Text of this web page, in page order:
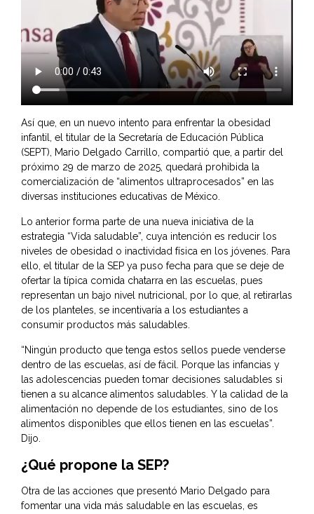
Así que, en un nuevo intento para enfrentar la obesidad
infantil, el titular de la Secretaría de Educación Pública
(SEPT), Mario Delgado Carrillo, compartió que, a partir del
próximo 29 de marzo de 2025, quedará prohibida la
comercialización de “alimentos ultraprocesados” en las
diversas instituciones educativas de México.
Lo anterior forma parte de una nueva iniciativa de la
estrategia “Vida saludable”, cuya intención es reducir los
niveles de obesidad o inactividad física en los jóvenes. Para
ello, el titular de la SEP ya puso fecha para que se deje de
ofertar la típica comida chatarra en las escuelas, pues
representan un bajo nivel nutricional, por lo que, al retirarlas
de los planteles, se incentivaría a los estudiantes a
consumir productos más saludables.
“Ningún producto que tenga estos sellos puede venderse
dentro de las escuelas, así de fácil. Porque las infancias y
las adolescencias pueden tomar decisiones saludables si
tienen a su alcance alimentos saludables. Y la calidad de la
alimentación no depende de los estudiantes, sino de los
alimentos disponibles que ellos tienen en las escuelas”.
Dijo.
¿Qué propone la SEP?
Otra de las acciones que presentó Mario Delgado para
fomentar una vida más saludable en las escuelas, es